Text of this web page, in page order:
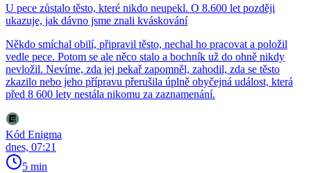
U pece zůstalo těsto, které nikdo neupekl. O 8.600 let později
ukazuje, jak dávno jsme znali kváskování
Někdo smíchal obilí, připravil těsto, nechal ho pracovat a položil
vedle pece. Potom se ale něco stalo a bochník už do ohně nikdy
nevložil. Nevíme, zda jej pekař zapomněl, zahodil, zda se těsto
zkazilo nebo jeho přípravu přerušila úplně obyčejná událost, která
před 8 600 lety nestála nikomu za zaznamenání.
Kód Enigma
dnes, 07:21
5 min